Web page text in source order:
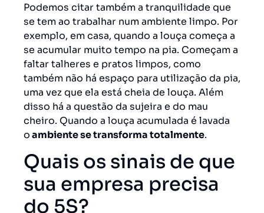
Podemos citar também a tranquilidade que
se tem ao trabalhar num ambiente limpo. Por
exemplo, em casa, quando a louça começa a
se acumular muito tempo na pia. Começam a
faltar talheres e pratos limpos, como
também não há espaço para utilização da pia,
uma vez que ela está cheia de louça. Além
disso há a questão da sujeira e do mau
cheiro. Quando a louça acumulada é lavada
oambiente se transforma totalmente.
Quais os sinais de que
sua empresa precisa
do 5S?